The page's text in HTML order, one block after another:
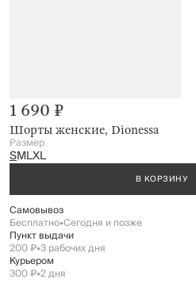
Шорты женские, Dionessa
1 690 ₽
Размер
SMLXL
В КОРЗИНУ
Самовывоз
Бесплатно•Сегодня и позже
Пункт выдачи
200 ₽•3 рабочих дня
Курьером
300 ₽•2 дня